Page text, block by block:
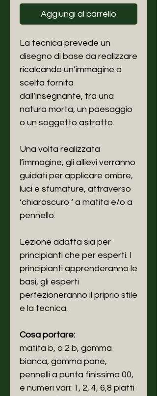
Aggiungi al carrello
La tecnica prevede un
disegno di base da realizzare
ricalcando un’immagine a
scelta fornita
dall’insegnante, tra una
natura morta, un paesaggio
o un soggetto astratto.
Una volta realizzata
l’immagine, gli allievi verranno
guidati per applicare ombre,
luci e sfumature, attraverso
‘chiaroscuro ‘ a matita e/o a
pennello.
Lezione adatta sia per
principianti che per esperti. I
principianti apprenderanno le
basi, gli esperti
perfezioneranno il priprio stile
e la tecnica.
Cosa portare:
matita b, o 2 b, gomma
bianca, gomma pane,
pennelli a punta finissima 00,
e numeri vari: 1, 2, 4, 6,8 piatti